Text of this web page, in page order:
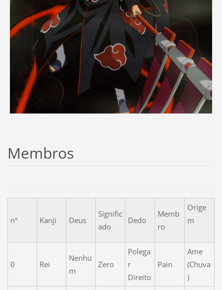
Membros
nº Kanji Deus
Signific
ado
Dedo
Memb
ro
Orige
m
0 Rei
Nenhu
m
Zero
Polega
r
Direito
Pain
Ame
(Chuva
)